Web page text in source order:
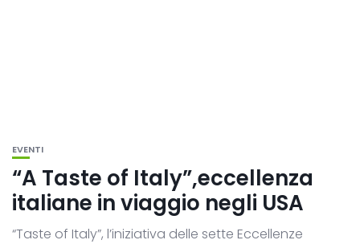
EVENTI
“A Taste of Italy”,eccellenza
italiane in viaggio negli USA
“Taste of Italy”, l’iniziativa delle sette Eccellenze